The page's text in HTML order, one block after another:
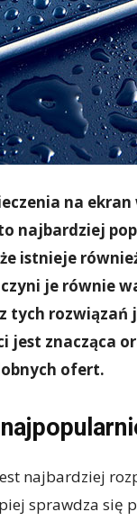
na
najbardziej
istnieje
je równie
rozwiązań
jest znacząca
ofert.
najbardziej
sprawdza się